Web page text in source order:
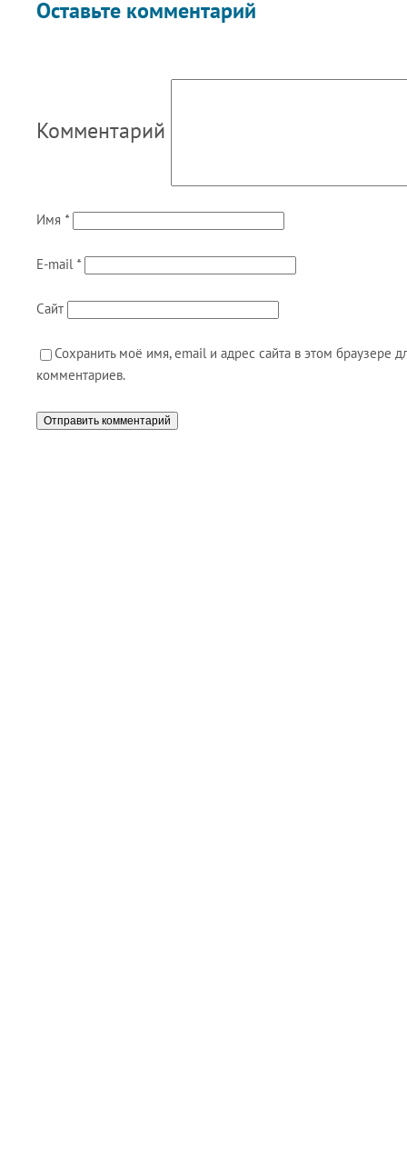
Оставьте комментарий
Комментарий
Имя *
E-mail *
Сайт
Сохранить моё имя, email и адрес сайта в этом браузере
комментариев.